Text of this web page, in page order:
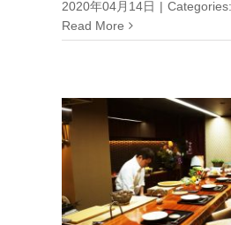
2020年04月14日 | Categories:
Read More